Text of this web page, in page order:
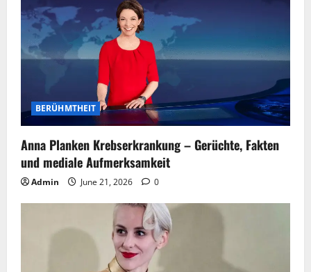
BERÜHMTHEIT
Anna Planken Krebserkrankung – Gerüchte, Fakten
und mediale Aufmerksamkeit
Admin June 21, 2026 0